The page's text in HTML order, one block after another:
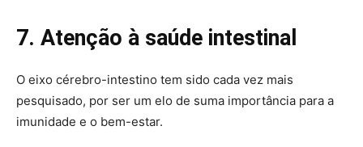
7. Atenção à saúde intestinal
O eixo cérebro-intestino tem sido cada vez mais
pesquisado, por ser um elo de suma importância para a
imunidade e o bem-estar.